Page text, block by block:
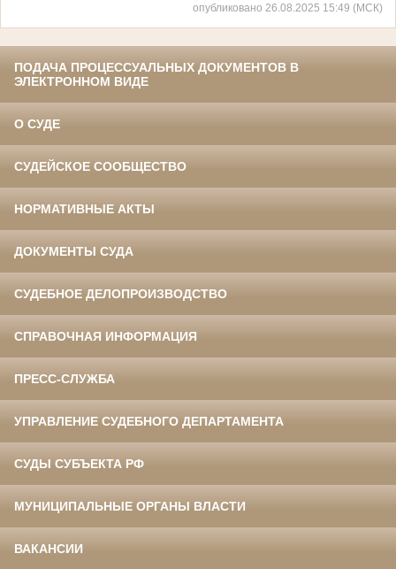
опубликовано 26.08.2025 15:49 (МСК)
ПОДАЧА ПРОЦЕССУАЛЬНЫХ ДОКУМЕНТОВ В
ЭЛЕКТРОННОМ ВИДЕ
О СУДЕ
СУДЕЙСКОЕ СООБЩЕСТВО
НОРМАТИВНЫЕ АКТЫ
ДОКУМЕНТЫ СУДА
СУДЕБНОЕ ДЕЛОПРОИЗВОДСТВО
СПРАВОЧНАЯ ИНФОРМАЦИЯ
ПРЕСС-СЛУЖБА
УПРАВЛЕНИЕ СУДЕБНОГО ДЕПАРТАМЕНТА
СУДЫ СУБЪЕКТА РФ
МУНИЦИПАЛЬНЫЕ ОРГАНЫ ВЛАСТИ
ВАКАНСИИ